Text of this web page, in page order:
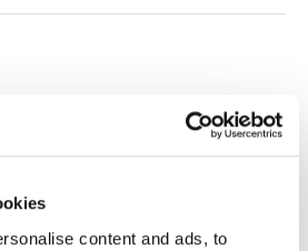
content and ads, to
Kit proporciona un viaje
tu perro. Hace que tu remolque